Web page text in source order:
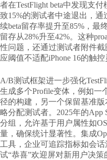
者在TestFlight beta中发现支
致15%的测试者中途退出，
续beta留存率提升至85%，最
留存从28%升至42%。这种
性问题，还通过测试者附件
应阈值不适配iPhone 16的触控
A/B测试框架进一步强化
生成多个Profile变体，例如一
径的构建，另一个保留基准版
略分配测试者。2025年的App
分组，允许基于用户属性如
量，确保统计显著性。集成
工具，企业可追踪指标如会
试“恭喜”欢迎屏对新用户决